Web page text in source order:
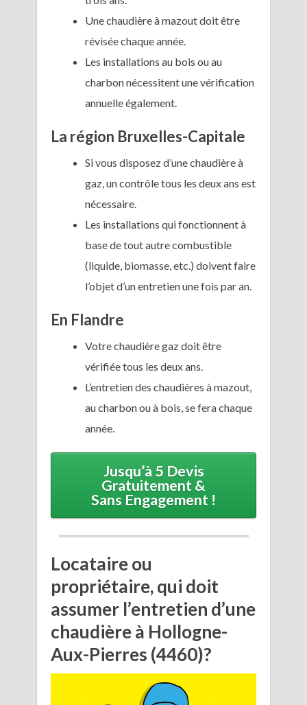
Une chaudière à mazout doit être
révisée chaque année.
Les installations au bois ou au
charbon nécessitent une vérification
annuelle également.
La région Bruxelles-Capitale
Si vous disposez d’une chaudière à
gaz, un contrôle tous les deux ans est
nécessaire.
Les installations qui fonctionnent à
base de tout autre combustible
(liquide, biomasse, etc.) doivent faire
l’objet d’un entretien une fois par an.
En Flandre
Votre chaudière gaz doit être
vérifiée tous les deux ans.
L’entretien des chaudières à mazout,
au charbon ou à bois, se fera chaque
année.
Jusqu’à 5 Devis
Gratuitement &
Sans Engagement !
Locataire ou
propriétaire, qui doit
assumer l’entretien d’une
chaudière à Hollogne-
Aux-Pierres (4460)?